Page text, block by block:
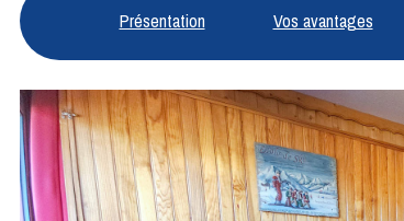
Présentation Vos avantages